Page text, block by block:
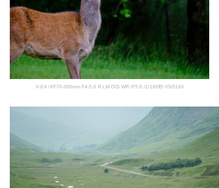
X-E4 /XF70-300mm F4-5.6 R LM OIS WR /F5.6 /1/180秒 /ISO160